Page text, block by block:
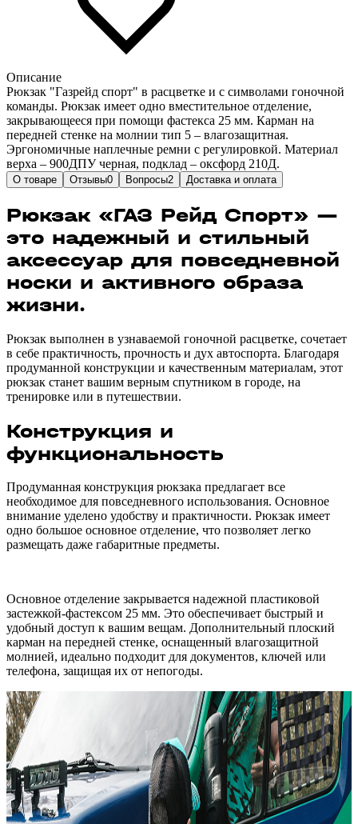
Описание
Рюкзак "Газрейд спорт" в расцветке и с символами гоночной
команды. Рюкзак имеет одно вместительное отделение,
закрывающееся при помощи фастекса 25 мм. Карман на
передней стенке на молнии тип 5 – влагозащитная.
Эргономичные наплечные ремни с регулировкой. Материал
верха – 900ДПУ черная, подклад – оксфорд 210Д.
О товаре Отзывы0 Вопросы2 Доставка и оплата
Рюкзак «ГАЗ Рейд Спорт» —
это надежный и стильный
аксессуар для повседневной
носки и активного образа
жизни.
Рюкзак выполнен в узнаваемой гоночной расцветке, сочетает
в себе практичность, прочность и дух автоспорта. Благодаря
продуманной конструкции и качественным материалам, этот
рюкзак станет вашим верным спутником в городе, на
тренировке или в путешествии.
Конструкция и
функциональность
Продуманная конструкция рюкзака предлагает все
необходимое для повседневного использования. Основное
внимание уделено удобству и практичности. Рюкзак имеет
одно большое основное отделение, что позволяет легко
размещать даже габаритные предметы.
Основное отделение закрывается надежной пластиковой
застежкой-фастексом 25 мм. Это обеспечивает быстрый и
удобный доступ к вашим вещам. Дополнительный плоский
карман на передней стенке, оснащенный влагозащитной
молнией, идеально подходит для документов, ключей или
телефона, защищая их от непогоды.